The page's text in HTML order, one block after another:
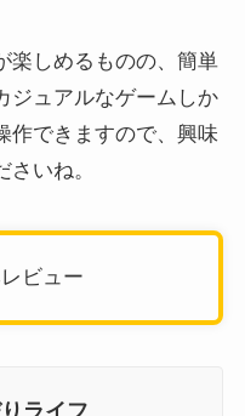
楽しめるものの、簡単
ジュアルなゲームしか
作できますので、興味
いね。
ビュー